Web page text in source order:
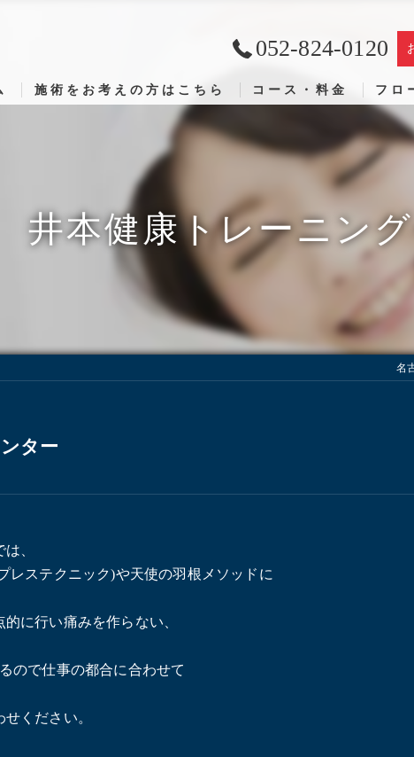
052-824-0120
施術をお考えの方はこちら コース・料金 フロ
井本健康トレーニン
名
ター
、
レステクニック)や天使の羽根メソッドに
に行い痛みを作らない、
ので仕事の都合に合わせて
ください。